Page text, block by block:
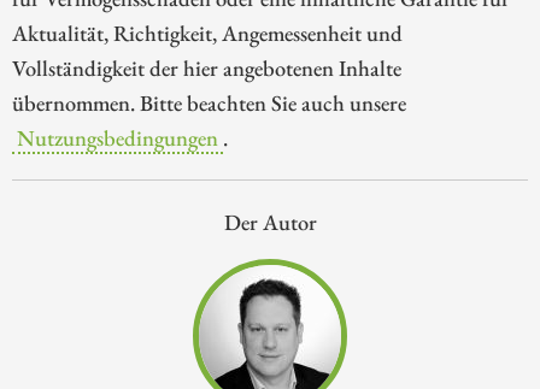
Aktualität, Richtigkeit, Angemessenheit und
Vollständigkeit der hier angebotenen Inhalte
übernommen. Bitte beachten Sie auch unsere
Nutzungsbedingungen .
Der Autor